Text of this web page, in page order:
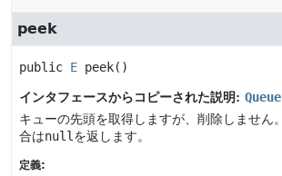
peek
public E peek()
インタフェースからコピーされた説明: Queue
キューの先頭を取得しますが、削除しません
合はnull を返します。
定義: